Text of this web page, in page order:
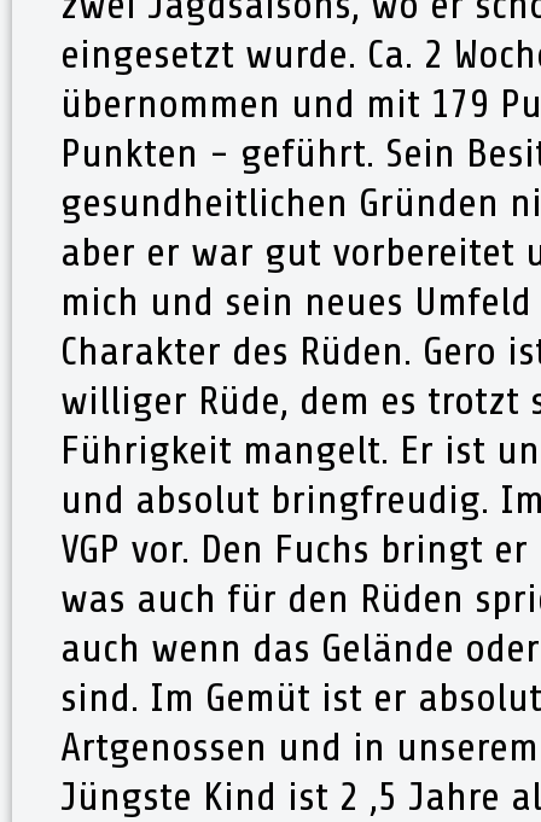
eingesetzt wurde. Ca. 2
übernommen und mit 179
Punkten - geführt. Sein
gesundheitlichen Gründen
aber er war gut vorbereitet
mich und sein neues
Charakter des Rüden. Gero
williger Rüde, dem es trotzt
Führigkeit mangelt. Er ist
und absolut bringfreudig.
VGP vor. Den Fuchs bringt
was auch für den Rüden
auch wenn das Gelände
sind. Im Gemüt ist er
Artgenossen und in
Jüngste Kind ist 2 ,5 Jahre